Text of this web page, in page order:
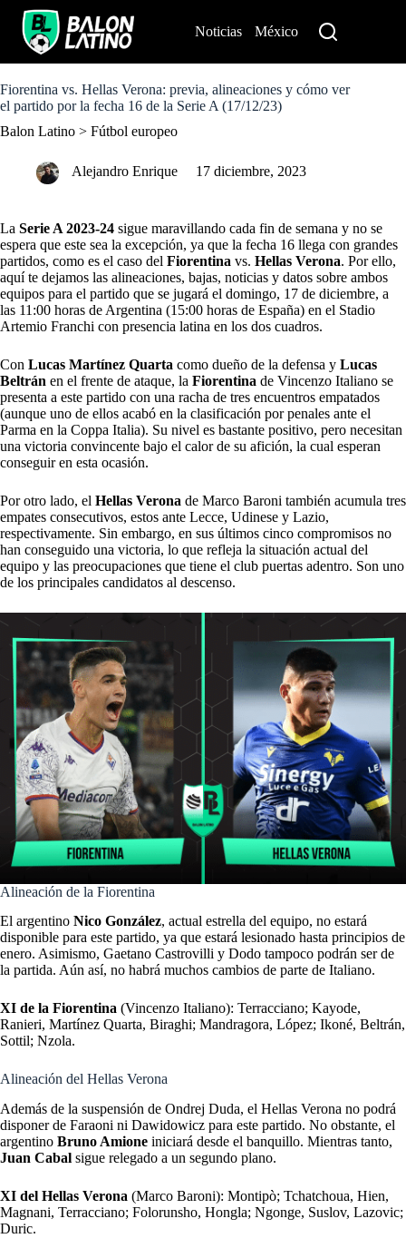
o
c
n
Noticias México
Fiorentina vs. Hellas Verona: previa, alineaciones y cómo ver
el partido por la fecha 16 de la Serie A (17/12/23)
Balon Latino > Fútbol europeo
Alejandro Enrique 17 diciembre, 2023
La Serie A 2023-24 sigue maravillando cada fin de semana y no se
espera que este sea la excepción, ya que la fecha 16 llega con grandes
partidos, como es el caso del Fiorentina vs. Hellas Verona. Por ello,
aquí te dejamos las alineaciones, bajas, noticias y datos sobre ambos
equipos para el partido que se jugará el domingo, 17 de diciembre, a
las 11:00 horas de Argentina (15:00 horas de España) en el Stadio
Artemio Franchi con presencia latina en los dos cuadros.
Con Lucas Martínez Quarta como dueño de la defensa y Lucas
Beltrán en el frente de ataque, la Fiorentina de Vincenzo Italiano se
presenta a este partido con una racha de tres encuentros empatados
(aunque uno de ellos acabó en la clasificación por penales ante el
Parma en la Coppa Italia). Su nivel es bastante positivo, pero necesitan
una victoria convincente bajo el calor de su afición, la cual esperan
conseguir en esta ocasión.
Por otro lado, el Hellas Verona de Marco Baroni también acumula tres
empates consecutivos, estos ante Lecce, Udinese y Lazio,
respectivamente. Sin embargo, en sus últimos cinco compromisos no
han conseguido una victoria, lo que refleja la situación actual del
equipo y las preocupaciones que tiene el club puertas adentro. Son uno
de los principales candidatos al descenso.
Alineación de la Fiorentina
El argentino Nico González, actual estrella del equipo, no estará
disponible para este partido, ya que estará lesionado hasta principios de
enero. Asimismo, Gaetano Castrovilli y Dodo tampoco podrán ser de
la partida. Aún así, no habrá muchos cambios de parte de Italiano.
XI de la Fiorentina (Vincenzo Italiano): Terracciano; Kayode,
Ranieri, Martínez Quarta, Biraghi; Mandragora, López; Ikoné, Beltrán,
Sottil; Nzola.
Alineación del Hellas Verona
Además de la suspensión de Ondrej Duda, el Hellas Verona no podrá
disponer de Faraoni ni Dawidowicz para este partido. No obstante, el
argentino Bruno Amione iniciará desde el banquillo. Mientras tanto,
Juan Cabal sigue relegado a un segundo plano.
XI del Hellas Verona (Marco Baroni): Montipò; Tchatchoua, Hien,
Magnani, Terracciano; Folorunsho, Hongla; Ngonge, Suslov, Lazovic;
Duric.